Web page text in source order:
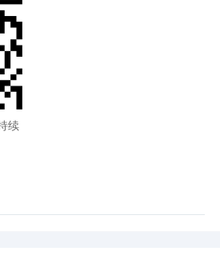
续